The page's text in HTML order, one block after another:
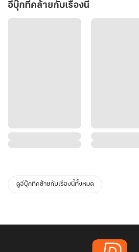
อีบุ๊กที่คล้ายกับเรื่องนี้
ดูอีบุ๊กที่คล้ายกับเรื่องนี้ทั้งหมด